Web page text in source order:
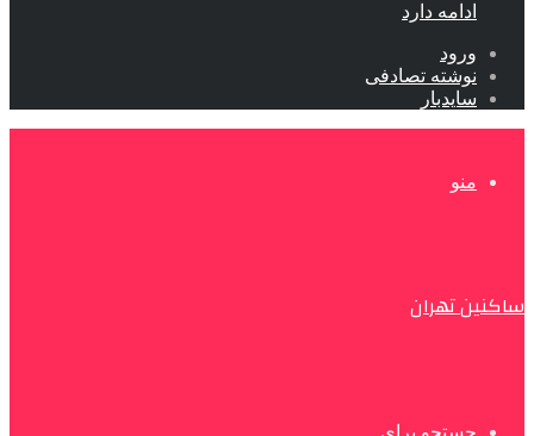
ادامه دارد
ورود
نوشته تصادفی
سایدبار
منو
ساکنین تهران
جستجو برای